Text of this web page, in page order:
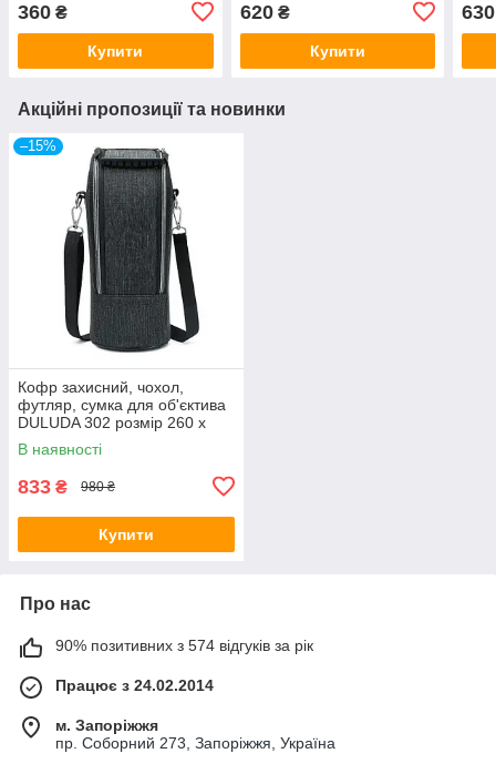
360 ₴
Купити
TBD0595714904)
620₴
Купити
630
Акційні пропозиції та новинки
–15%
Кофр захисний, чохол,
футляр, сумка для об'єктива
DULUDA 302 розмір 260 х
130 чорно-сірий (код
TBD0595292301B)
В наявності
833 ₴ 980 ₴
Купити
Про нас
90% позитивних з 574 відгуків за рік
Працює з 24.02.2014
м. Запоріжжя
пр. Соборний 273, Запоріжжя, Україна